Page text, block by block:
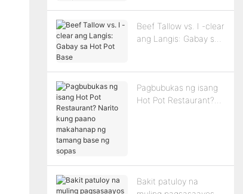
Beef Tallow vs. I -clear
ang Langis: Gabay sa
Pagbubukas ng isang
Hot Pot Restaurant?
Bakit patuloy na